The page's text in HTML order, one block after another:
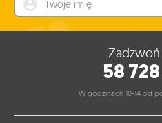
58
W godzinach 10-14 od